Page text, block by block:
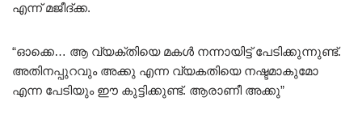
എന്ന് മജീദ്ക്ക.
“ഓക്കെ… ആ വ്യക്തിയെ മകൾ നന്നായിട്ട് പേടിക്കുന്നുണ്ട്.
അതിനപ്പുറവും അക്കു എന്ന വ്യകതിയെ നഷ്ടമാകുമോ
എന്ന പേടിയും ഈ കുട്ടിക്കുണ്ട്. ആരാണീ അക്കു”